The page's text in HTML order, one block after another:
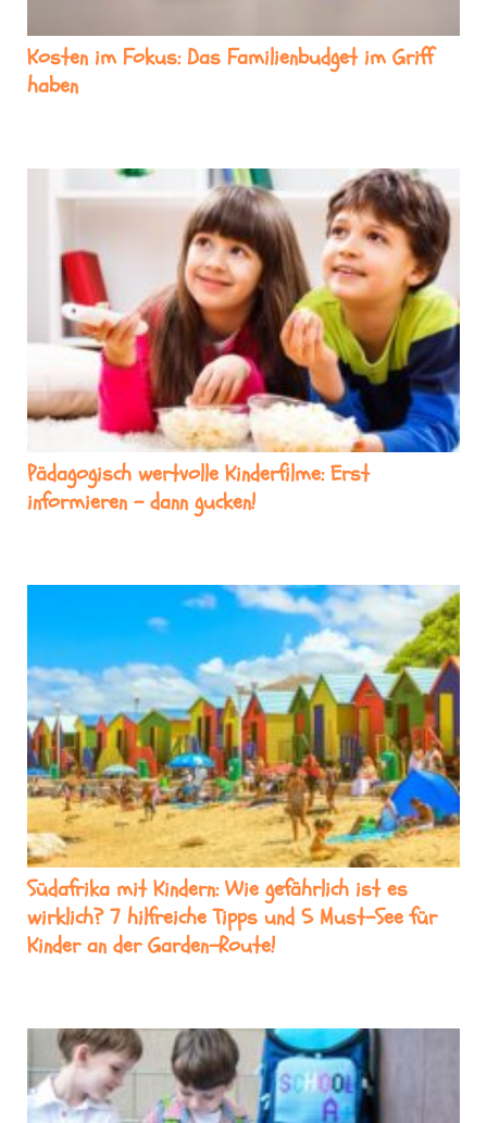
Kosten im Fokus: Das Familienbudget im Griff
haben
Pädagogisch wertvolle Kinderfilme: Erst
informieren – dann gucken!
Südafrika mit Kindern: Wie gefährlich ist es
wirklich? 7 hilfreiche Tipps und 5 Must-See für
Kinder an der Garden-Route!